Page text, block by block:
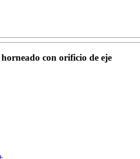
con orificio de eje